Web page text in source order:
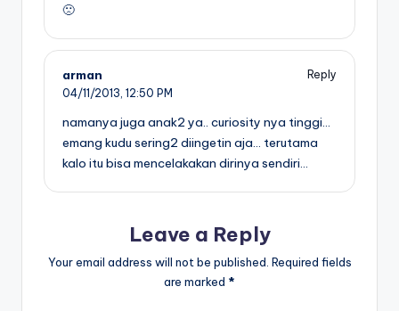
🙁
arman
Reply
04/11/2013, 12:50 PM
namanya juga anak2 ya.. curiosity nya tinggi…
emang kudu sering2 diingetin aja… terutama
kalo itu bisa mencelakakan dirinya sendiri…
Leave a Reply
Your email address will not be published. Required fields
are marked *